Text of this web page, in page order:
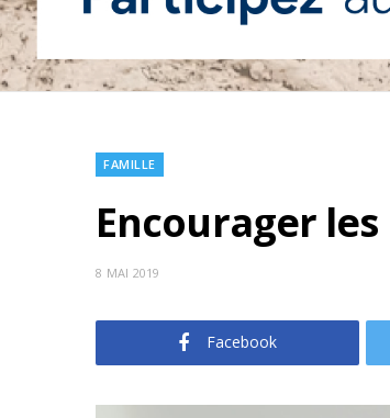
FAMILLE
Encourager
8 MAI 2019
Facebook